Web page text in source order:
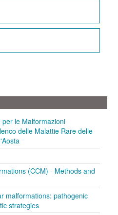
le Malformazioni
delle Malattie Rare delle
(CCM) - Methods and
malformations: pathogenic
strategies